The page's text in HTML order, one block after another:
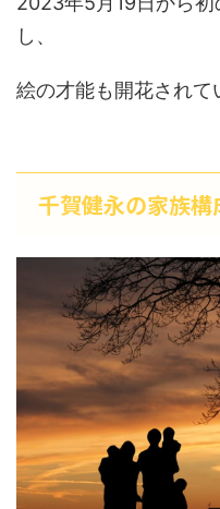
し、
絵の才能も開花されて
千賀健永の家族構